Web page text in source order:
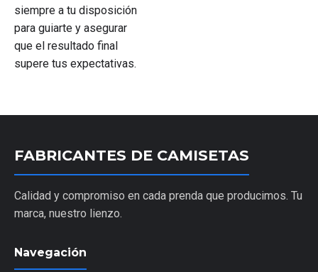
siempre a tu disposición
para guiarte y asegurar
que el resultado final
supere tus expectativas.
FABRICANTES DE CAMISETAS
Calidad y compromiso en cada prenda que producimos. Tu
marca, nuestro lienzo.
Navegación